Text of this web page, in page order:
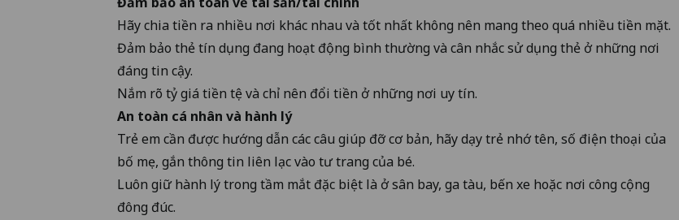
Hãy chia tiền ra nhiều nơi khác nhau và tốt nhất không nên mang theo quá nhiều tiền mặt.
Đảm bảo thẻ tín dụng đang hoạt động bình thường và cân nhắc sử dụng thẻ ở những nơi
đáng tin cậy.
Nắm rõ tỷ giá tiền tệ và chỉ nên đổi tiền ở những nơi uy tín.
An toàn cá nhân và hành lý
Trẻ em cần được hướng dẫn các câu giúp đỡ cơ bản, hãy dạy trẻ nhớ tên, số điện thoại của
bố mẹ, gắn thông tin liên lạc vào tư trang của bé.
Luôn giữ hành lý trong tầm mắt đặc biệt là ở sân bay, ga tàu, bến xe hoặc nơi công cộng
đông đúc.